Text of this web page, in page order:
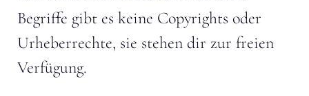
Begriffe gibt es keine Copyrights oder
Urheberrechte, sie stehen dir zur freien
Verfügung.